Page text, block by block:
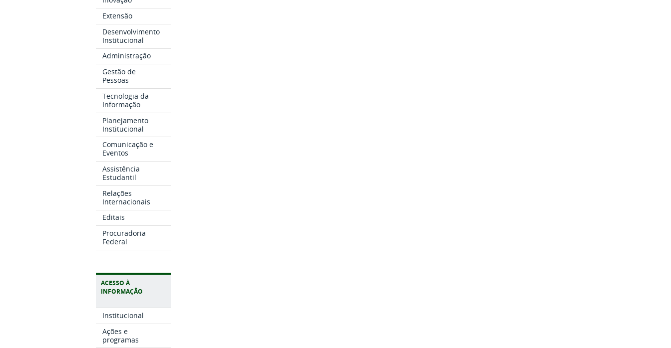
Extensão
Desenvolvimento
Institucional
Administração
Gestão de
Pessoas
Tecnologia da
Informação
Planejamento
Institucional
Comunicação e
Eventos
Assistência
Estudantil
Relações
Internacionais
Editais
Procuradoria
Federal
ACESSO À
INFORMAÇÃO
Institucional
Ações e
programas